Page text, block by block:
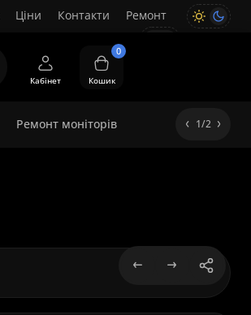
Ціни Контакти Ремонт
Кабінет
0
Кошик
Ремонт моніторів 1/2